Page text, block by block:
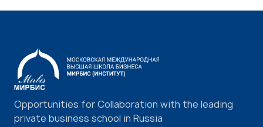
Opportunities for Collaboration with the leading
private business school in Russia